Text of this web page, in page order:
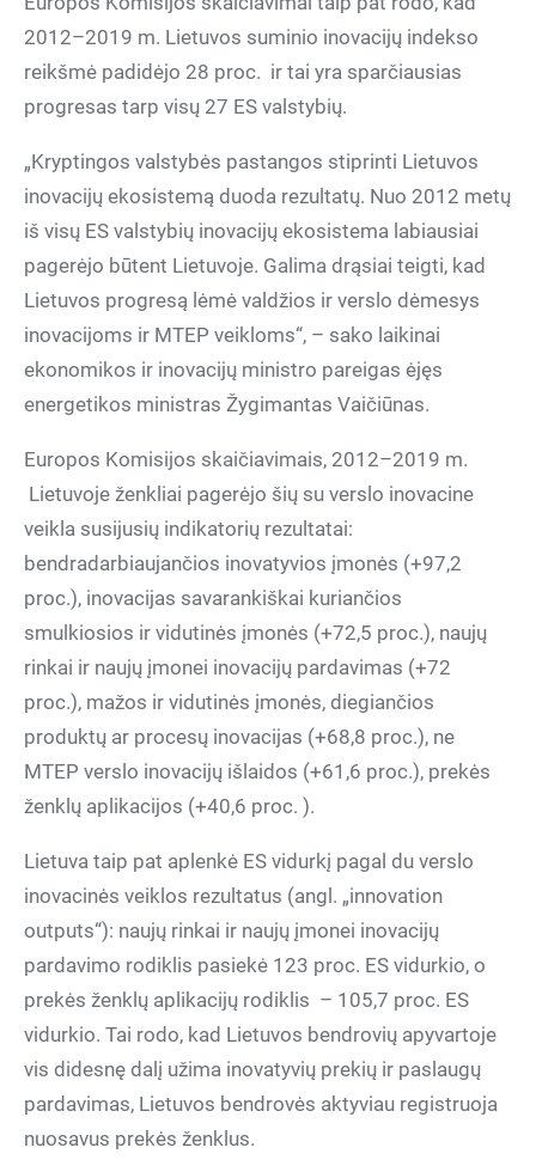
2012–2019 m. Lietuvos suminio inovacijų indekso
reikšmė padidėjo 28 proc. ir tai yra sparčiausias
progresas tarp visų 27 ES valstybių.
„Kryptingos valstybės pastangos stiprinti Lietuvos
inovacijų ekosistemą duoda rezultatų. Nuo 2012 metų
iš visų ES valstybių inovacijų ekosistema labiausiai
pagerėjo būtent Lietuvoje. Galima drąsiai teigti, kad
Lietuvos progresą lėmė valdžios ir verslo dėmesys
inovacijoms ir MTEP veikloms“, – sako laikinai
ekonomikos ir inovacijų ministro pareigas ėjęs
energetikos ministras Žygimantas Vaičiūnas.
Europos Komisijos skaičiavimais, 2012–2019 m.
Lietuvoje ženkliai pagerėjo šių su verslo inovacine
veikla susijusių indikatorių rezultatai:
bendradarbiaujančios inovatyvios įmonės (+97,2
proc.), inovacijas savarankiškai kuriančios
smulkiosios ir vidutinės įmonės (+72,5 proc.), naujų
rinkai ir naujų įmonei inovacijų pardavimas (+72
proc.), mažos ir vidutinės įmonės, diegiančios
produktų ar procesų inovacijas (+68,8 proc.), ne
MTEP verslo inovacijų išlaidos (+61,6 proc.), prekės
ženklų aplikacijos (+40,6 proc. ).
Lietuva taip pat aplenkė ES vidurkį pagal du verslo
inovacinės veiklos rezultatus (angl. „innovation
outputs“): naujų rinkai ir naujų įmonei inovacijų
pardavimo rodiklis pasiekė 123 proc. ES vidurkio, o
prekės ženklų aplikacijų rodiklis – 105,7 proc. ES
vidurkio. Tai rodo, kad Lietuvos bendrovių apyvartoje
vis didesnę dalį užima inovatyvių prekių ir paslaugų
pardavimas, Lietuvos bendrovės aktyviau registruoja
nuosavus prekės ženklus.